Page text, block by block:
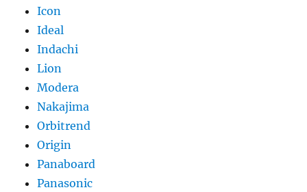
Icon
Ideal
Indachi
Lion
Modera
Nakajima
Orbitrend
Origin
Panaboard
Panasonic